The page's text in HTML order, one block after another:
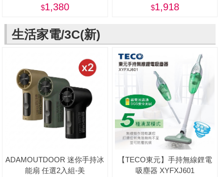
1,380
款1件-美
1,918
生活家電/3C(新)
ADAMOUTDOOR 迷你手持冰
能扇 任選2入組-美
【TECO東元】手持無線鋰電
吸塵器 XYFXJ601